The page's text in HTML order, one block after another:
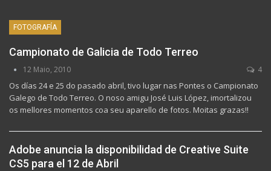
FOTOGRAFÍA
Campionato de Galicia de Todo Terreo
12 Maio, 2010 4
Os días 24 e 25 do pasado abril, tivo lugar nas Pontes o Campionato
Galego de Todo Terreo. O noso amigu José Luis López, imortalizou
os mellores momentos coa seu aparello de fotos. Moitas grazas!!
Adobe anuncia la disponibilidad de Creative Suite
CS5 para el 12 de Abril